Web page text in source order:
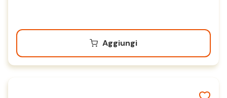
Aggiungi